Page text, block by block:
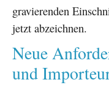
gravierenden
jetzt abzeichnen.
Neue
und